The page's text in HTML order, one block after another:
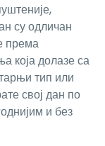
су одличан
према
која долазе са
тип или
свој дан по
и без